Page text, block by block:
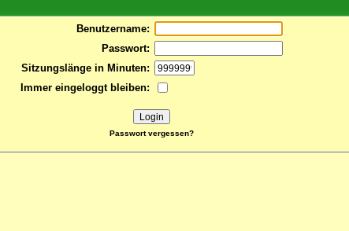
Benutzername:
Passwort:
Sitzungslänge in Minuten:
Immer eingeloggt bleiben:
Passwort vergessen?